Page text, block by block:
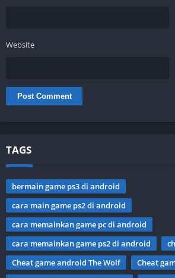
Website
TAGS
bermain game ps3 di android
cara main game ps2 di android
cara memainkan game pc di android
cara memainkan game ps2 di android
Cheat game android The Wolf
Cheat